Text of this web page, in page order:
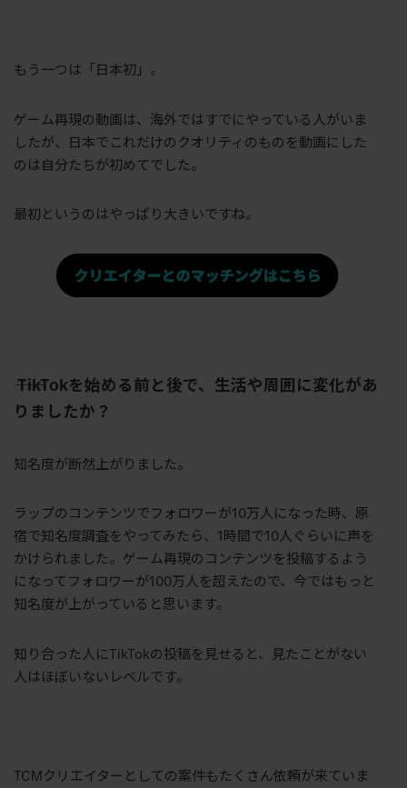
もう一つは「日本初」。
ゲーム再現の動画は、海外ではすでにやっている人がいま
したが、日本でこれだけのクオリティのものを動画にした
のは自分たちが初めてでした。
最初というのはやっぱり大きいですね。
――TikTokを始める前と後で、生活や周囲に変化があ
りましたか？
知名度が断然上がりました。
ラップのコンテンツでフォロワーが10万人になった時、原
宿で知名度調査をやってみたら、 1 時間で10人ぐらいに声を
かけられました。ゲーム再現のコンテンツを投稿するよう
になってフォロワーが100万人を超えたので、今ではもっと
知名度が上がっていると思います。
知り合った人にTikTokの投稿を見せると、見たことがない
人はほぼいないレベルです。
TCMクリエイターとしての案件もたくさん依頼が来ていま